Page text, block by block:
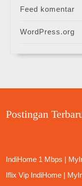
Feed komentar
WordPress.org
Postingan
IndiHome 1 Mbps |
Iflix Vip IndiHome |